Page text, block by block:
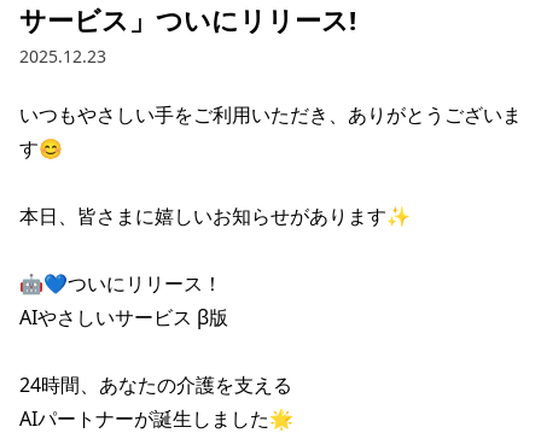
サービス」ついにリリース!
2025.12.23
いつもやさしい手をご利用いただき、ありがとうございま
す😊
本日、皆さまに嬉しいお知らせがあります✨
🤖💙ついにリリース！
AIやさしいサービス β版
24時間、あなたの介護を支える
AIパートナーが誕生しました🌟